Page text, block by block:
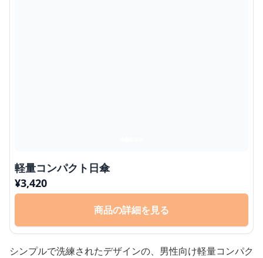
軽量コンパクト日傘
¥3,420
商品の詳細を見る
シンプルで洗練されたデザインの、男性向け軽量コンパク